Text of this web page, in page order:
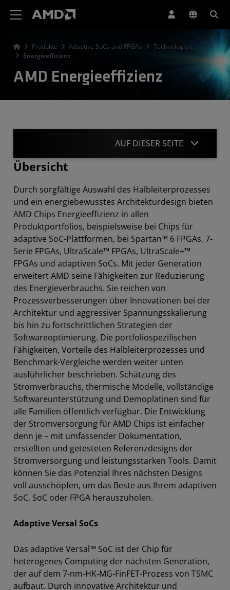
Produkte Adaptive SoCs and FPGAs
Technologien
Energieeffizienz
AMD Energieeffizienz
AUF DIESER SEITE
Stromversorgungslösungen
Thermisches Design
Tools
Ressourcen
Übersicht
Durch sorgfältige Auswahl des Halbleiterprozesses
und ein energiebewusstes Architekturdesign bieten
AMD Chips Energieeffizienz in allen
Produktportfolios, beispielsweise bei Chips für
adaptive SoC-Plattformen, bei Spartan™ 6 FPGAs, 7-
Serie FPGAs, UltraScale™ FPGAs, UltraScale+™
FPGAs und adaptiven SoCs. Mit jeder Generation
erweitert AMD seine Fähigkeiten zur Reduzierung
des Energieverbrauchs. Sie reichen von
Prozessverbesserungen über Innovationen bei der
Architektur und aggressiver Spannungsskalierung
bis hin zu fortschrittlichen Strategien der
Softwareoptimierung. Die portfoliospezifischen
Fähigkeiten, Vorteile des Halbleiterprozesses und
Benchmark-Vergleiche werden weiter unten
ausführlicher beschrieben. Schätzung des
Stromverbrauchs, thermische Modelle, vollständige
Softwareunterstützung und Demoplatinen sind für
alle Familien öffentlich verfügbar. Die Entwicklung
der Stromversorgung für AMD Chips ist einfacher
denn je – mit umfassender Dokumentation,
erstellten und getesteten Referenzdesigns der
Stromversorgung und leistungsstarken Tools. Damit
können Sie das Potenzial Ihres nächsten Designs
voll ausschöpfen, um das Beste aus Ihrem adaptiven
SoC, SoC oder FPGA herauszuholen.
Adaptive Versal SoCs
Das adaptive Versal™ SoC ist der Chip für
heterogenes Computing der nächsten Generation,
der auf dem 7-nm-HK-MG-FinFET-Prozess von TSMC
aufbaut. Durch innovative Architektur und